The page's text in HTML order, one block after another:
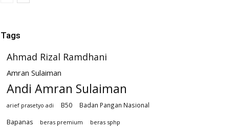
Tags
Ahmad Rizal Ramdhani
Amran Sulaiman
Andi Amran Sulaiman
arief prasetyo adi B50 Badan Pangan Nasional
Bapanas beras premium beras sphp